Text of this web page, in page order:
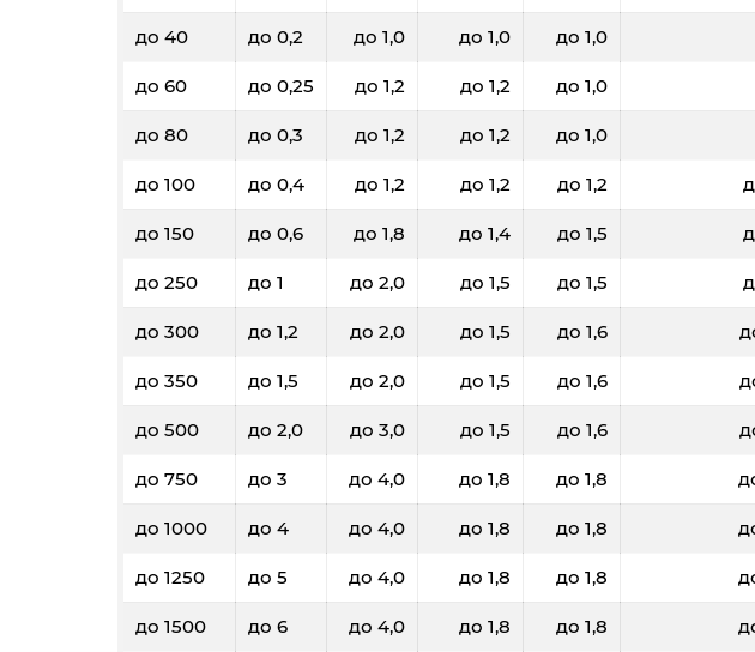
до 40 до 0,2 до 1,0 до 1,0 до 1,0
до 60 до 0,25 до 1,2 до 1,2 до 1,0
до 80 до 0,3 до 1,2 до 1,2 до 1,0
до 100 до 0,4 до 1,2 до 1,2 до 1,2
до 150 до 0,6 до 1,8 до 1,4 до 1,5
до 250 до 1 до 2,0 до 1,5 до 1,5
до 300 до 1,2 до 2,0 до 1,5 до 1,6
до 350 до 1,5 до 2,0 до 1,5 до 1,6
до 500 до 2,0 до 3,0 до 1,5 до 1,6
до 750 до 3 до 4,0 до 1,8 до 1,8
до 1000 до 4 до 4,0 до 1,8 до 1,8
до 1250 до 5 до 4,0 до 1,8 до 1,8
до 1500 до 6 до 4,0 до 1,8 до 1,8